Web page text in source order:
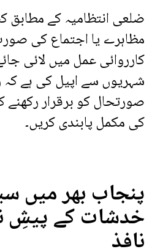
ضلعی انتظامیہ کے مطابق
مظاہرے یا اجتماع کی
کارروائی عمل میں لائی
شہریوں سے اپیل کی ہے کہ
صورتحال کو برقرار
کی مکمل پابندی کریں۔
پنجاب بھر میں